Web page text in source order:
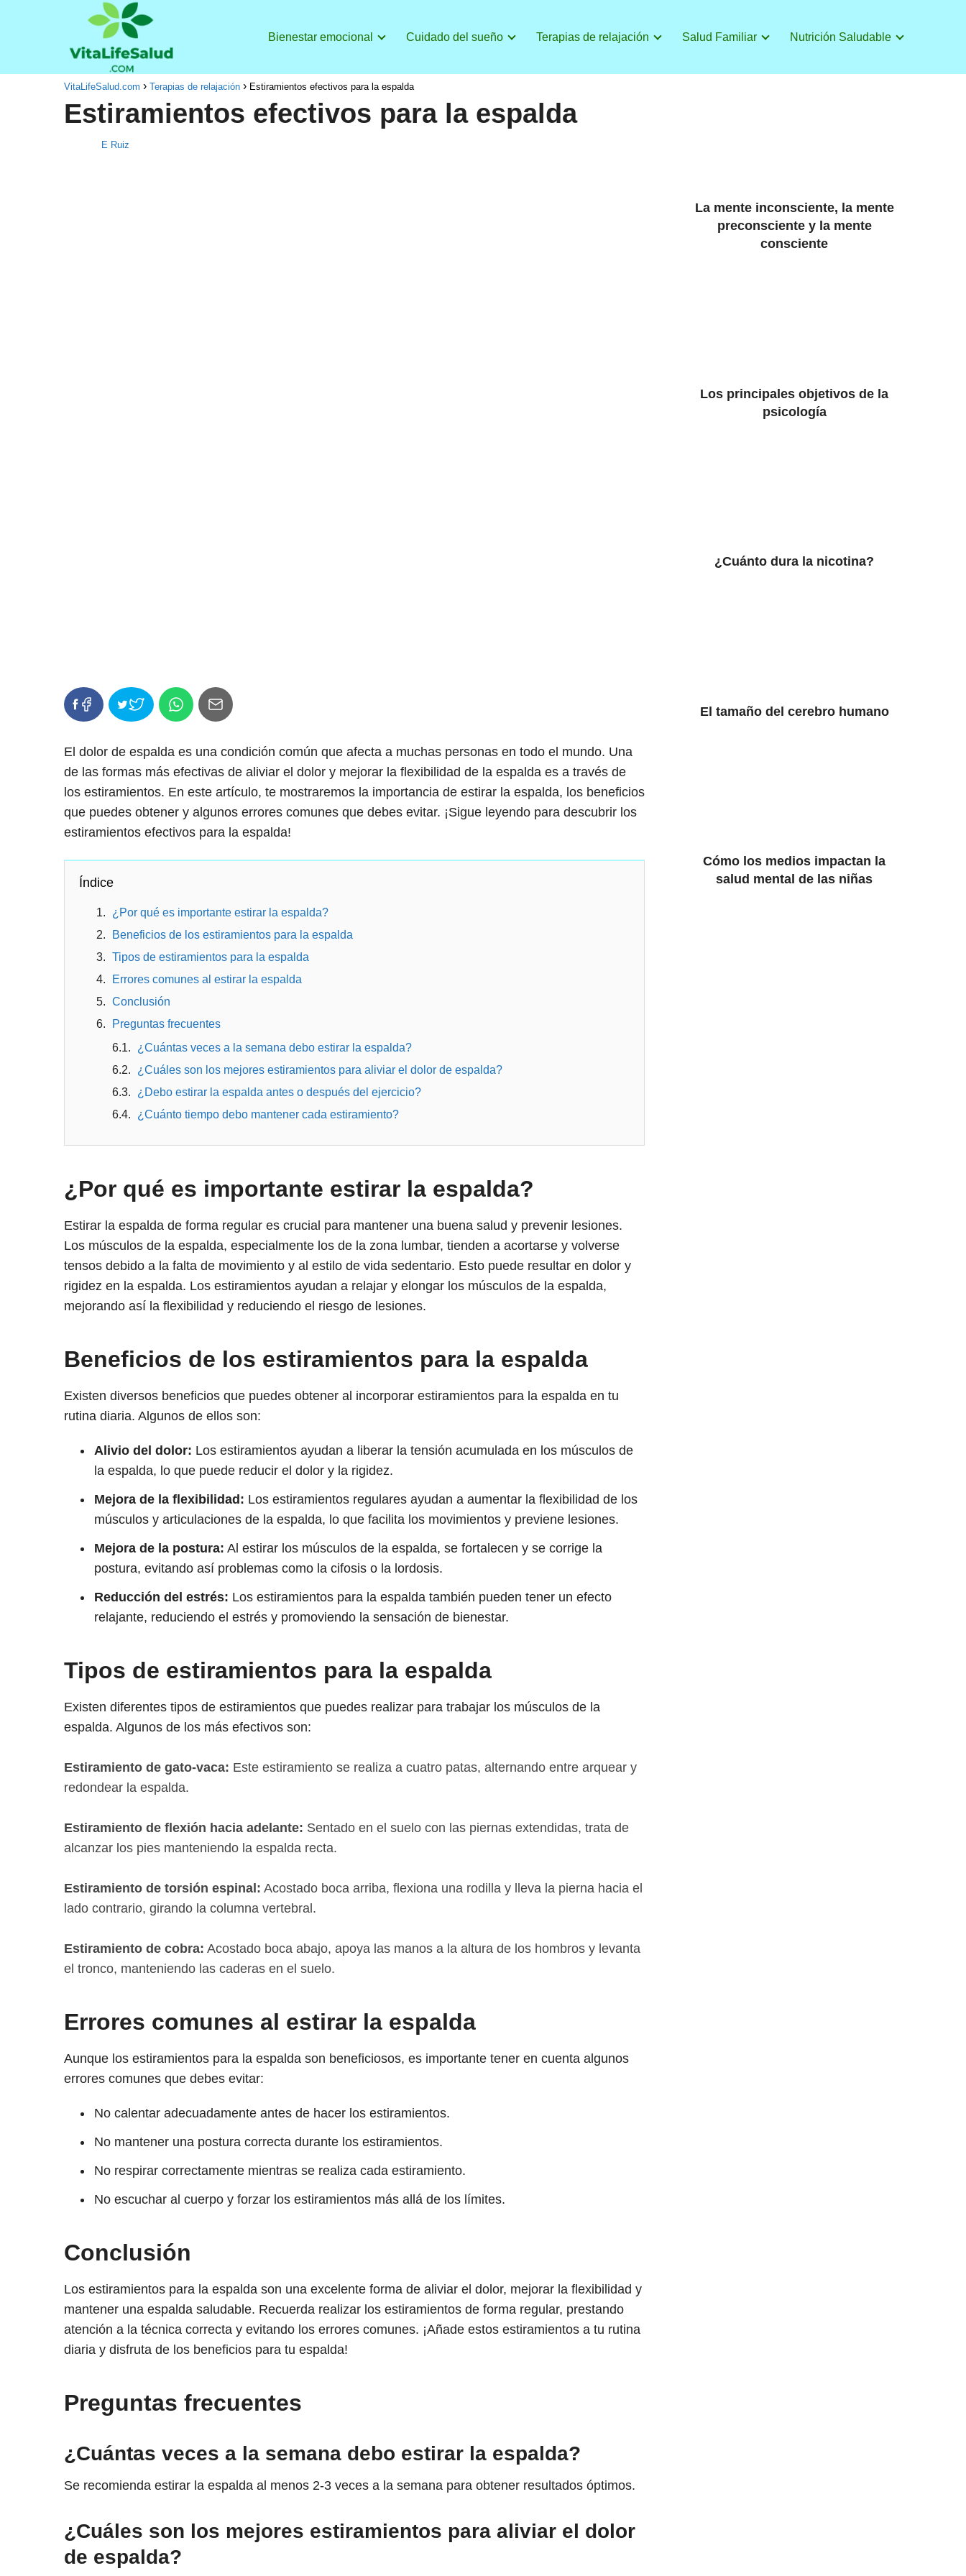
Bienestar emocional Cuidado del sueño Terapias de relajación Salud Familiar Nutrición Saludable
VitaLifeSalud.com Terapias de relajación Estiramientos efectivos para la espalda
Estiramientos efectivos para la espalda
E Ruiz
El dolor de espalda es una condición común que afecta a muchas personas en todo el mundo. Una
de las formas más efectivas de aliviar el dolor y mejorar la flexibilidad de la espalda es a través de
los estiramientos. En este artículo, te mostraremos la importancia de estirar la espalda, los beneficios
que puedes obtener y algunos errores comunes que debes evitar. ¡Sigue leyendo para descubrir los
estiramientos efectivos para la espalda!
Índice
¿Por qué es importante estirar la espalda?
Beneficios de los estiramientos para la espalda
Tipos de estiramientos para la espalda
Errores comunes al estirar la espalda
Conclusión
Preguntas frecuentes
¿Cuántas veces a la semana debo estirar la espalda?
¿Cuáles son los mejores estiramientos para aliviar el dolor de espalda?
¿Debo estirar la espalda antes o después del ejercicio?
¿Cuánto tiempo debo mantener cada estiramiento?
¿Por qué es importante estirar la espalda?
Estirar la espalda de forma regular es crucial para mantener una buena salud y prevenir lesiones.
Los músculos de la espalda, especialmente los de la zona lumbar, tienden a acortarse y volverse
tensos debido a la falta de movimiento y al estilo de vida sedentario. Esto puede resultar en dolor y
rigidez en la espalda. Los estiramientos ayudan a relajar y elongar los músculos de la espalda,
mejorando así la flexibilidad y reduciendo el riesgo de lesiones.
Beneficios de los estiramientos para la espalda
Existen diversos beneficios que puedes obtener al incorporar estiramientos para la espalda en tu
rutina diaria. Algunos de ellos son:
Alivio del dolor: Los estiramientos ayudan a liberar la tensión acumulada en los músculos de
la espalda, lo que puede reducir el dolor y la rigidez.
Mejora de la flexibilidad: Los estiramientos regulares ayudan a aumentar la flexibilidad de los
músculos y articulaciones de la espalda, lo que facilita los movimientos y previene lesiones.
Mejora de la postura: Al estirar los músculos de la espalda, se fortalecen y se corrige la
postura, evitando así problemas como la cifosis o la lordosis.
Reducción del estrés: Los estiramientos para la espalda también pueden tener un efecto
relajante, reduciendo el estrés y promoviendo la sensación de bienestar.
Tipos de estiramientos para la espalda
Existen diferentes tipos de estiramientos que puedes realizar para trabajar los músculos de la
espalda. Algunos de los más efectivos son:
Estiramiento de gato-vaca: Este estiramiento se realiza a cuatro patas, alternando entre arquear y
redondear la espalda.
Estiramiento de flexión hacia adelante: Sentado en el suelo con las piernas extendidas, trata de
alcanzar los pies manteniendo la espalda recta.
Estiramiento de torsión espinal: Acostado boca arriba, flexiona una rodilla y lleva la pierna hacia el
lado contrario, girando la columna vertebral.
Estiramiento de cobra: Acostado boca abajo, apoya las manos a la altura de los hombros y levanta
el tronco, manteniendo las caderas en el suelo.
Errores comunes al estirar la espalda
Aunque los estiramientos para la espalda son beneficiosos, es importante tener en cuenta algunos
errores comunes que debes evitar:
No calentar adecuadamente antes de hacer los estiramientos.
No mantener una postura correcta durante los estiramientos.
No respirar correctamente mientras se realiza cada estiramiento.
No escuchar al cuerpo y forzar los estiramientos más allá de los límites.
Conclusión
Los estiramientos para la espalda son una excelente forma de aliviar el dolor, mejorar la flexibilidad y
mantener una espalda saludable. Recuerda realizar los estiramientos de forma regular, prestando
atención a la técnica correcta y evitando los errores comunes. ¡Añade estos estiramientos a tu rutina
diaria y disfruta de los beneficios para tu espalda!
Preguntas frecuentes
¿Cuántas veces a la semana debo estirar la espalda?
Se recomienda estirar la espalda al menos 2-3 veces a la semana para obtener resultados óptimos.
¿Cuáles son los mejores estiramientos para aliviar el dolor
de espalda?
La mente inconsciente, la mente
preconsciente y la mente
consciente
Los principales objetivos de la
psicología
¿Cuánto dura la nicotina?
El tamaño del cerebro humano
Cómo los medios impactan la
salud mental de las niñas